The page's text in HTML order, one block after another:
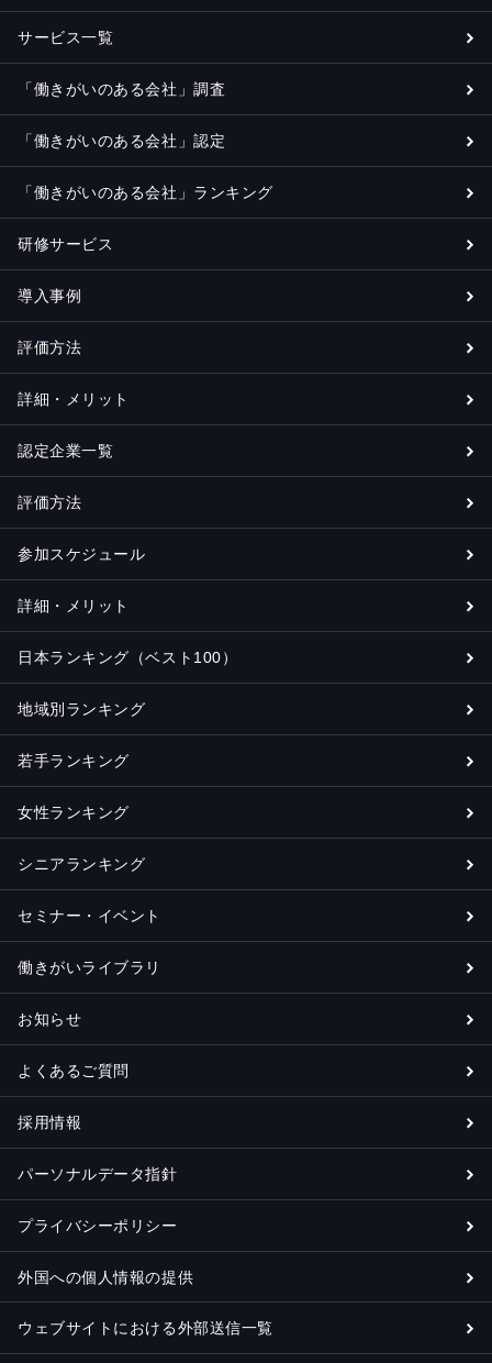
サービス一覧
「働きがいのある会社」調査
「働きがいのある会社」認定
「働きがいのある会社」ランキング
研修サービス
導入事例
評価方法
詳細・メリット
認定企業一覧
評価方法
参加スケジュール
詳細・メリット
日本ランキング（ベスト100）
地域別ランキング
若手ランキング
女性ランキング
シニアランキング
セミナー・イベント
働きがいライブラリ
お知らせ
よくあるご質問
採用情報
パーソナルデータ指針
プライバシーポリシー
外国への個人情報の提供
ウェブサイトにおける外部送信一覧